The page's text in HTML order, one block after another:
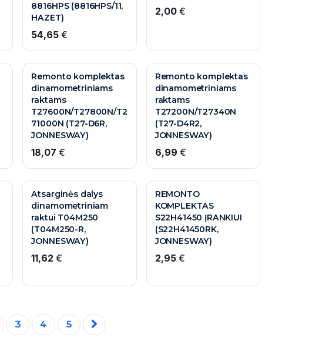
8816HPS (8816HPS/11,
HAZET)
54,65 €
2,00€
Remonto komplektas
dinamometriniams
raktams
T27600N/T27800N/T2
71000N (T27-D6R,
JONNESWAY)
18,07 €
Remonto komplektas
dinamometriniams
raktams
T27200N/T27340N
(T27-D4R2,
JONNESWAY)
6,99 €
Atsarginės dalys
dinamometriniam
raktui T04M250
(T04M250-R,
JONNESWAY)
11,62 €
REMONTO
KOMPLEKTAS
S22H41450 ĮRANKIUI
(S22H41450RK,
JONNESWAY)
2,95€
3 4 5